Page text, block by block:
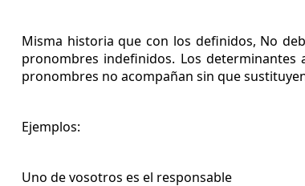
Misma historia que con los definidos, No
pronombres indefinidos. Los
pronombres no acompañan sin que
Ejemplos:
Uno de vosotros es el responsable